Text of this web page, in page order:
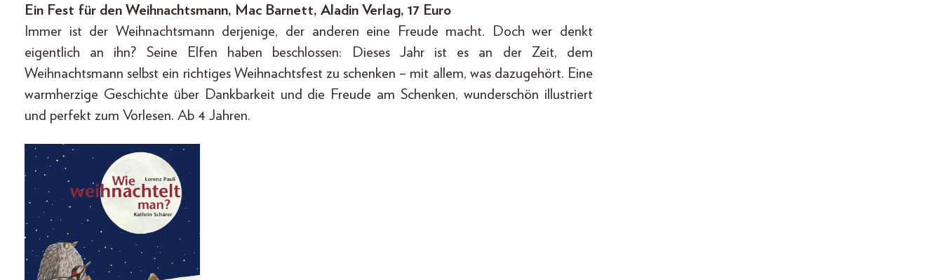
Ein Fest für den Weihnachtsmann, Mac Barnett, Aladin Verlag, 17 Euro
Immer ist der Weihnachtsmann derjenige, der anderen eine Freude macht. Doch wer denkt
eigentlich an ihn? Seine Elfen haben beschlossen: Dieses Jahr ist es an der Zeit, dem
Weihnachtsmann selbst ein richtiges Weihnachtsfest zu schenken – mit allem, was dazugehört. Eine
warmherzige Geschichte über Dankbarkeit und die Freude am Schenken, wunderschön illustriert
und perfekt zum Vorlesen. Ab 4 Jahren.